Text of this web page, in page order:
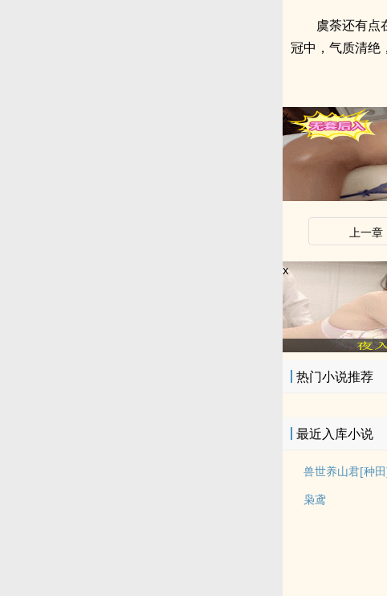
虞荼还有点
冠中，气质清绝
x
上一章
x
热门小说推荐
最近入库小说
兽世养山君[种
枭鸢